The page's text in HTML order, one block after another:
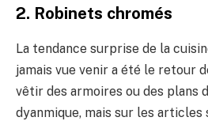
2. Robinets chromés
La tendance surprise de la
jamais vue venir a été le retour
vêtir des armoires ou des plans
dyanmique, mais sur les articles